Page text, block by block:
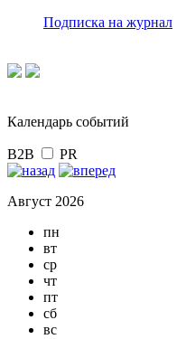
Подписка на журнал
Календарь событий
B2B PR
Август 2026
пн
вт
ср
чт
пт
сб
вс